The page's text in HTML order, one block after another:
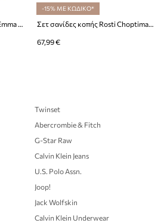
-15% ΜΕ ΚΩΔΙΚΟ*
67,99 €
Twinset
Abercrombie & Fitch
G-Star Raw
Calvin Klein Jeans
U.S. Polo Assn.
Joop!
Jack Wolfskin
Calvin Klein Underwear